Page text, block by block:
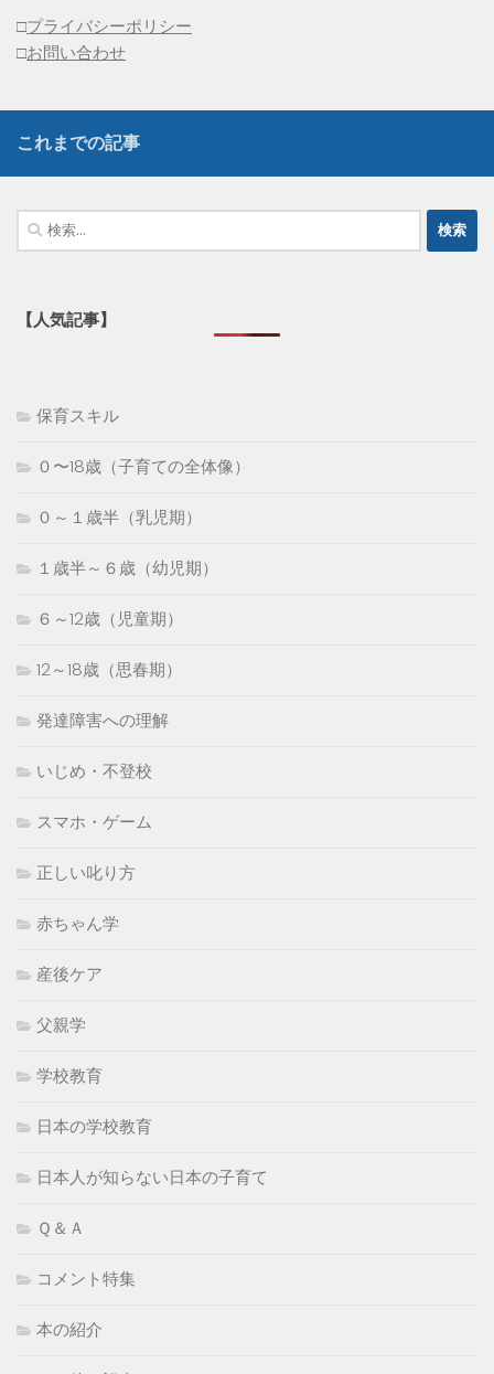
□プライバシーポリシー
□お問い合わせ
これまでの記事
検
索:
【人気記事】
保育スキル
０〜18歳（子育ての全体像）
０～１歳半（乳児期）
１歳半～６歳（幼児期）
６～12歳（児童期）
12～18歳（思春期）
発達障害への理解
いじめ・不登校
スマホ・ゲーム
正しい叱り方
赤ちゃん学
産後ケア
父親学
学校教育
日本の学校教育
日本人が知らない日本の子育て
Ｑ＆Ａ
コメント特集
本の紹介